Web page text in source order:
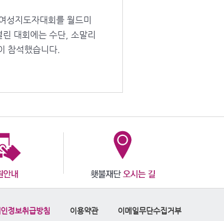
지도자대회를 월드미
대회에는 수단, 소말리
참석했습니다.
정보취급방침 이용약관 이메일무단수집거부